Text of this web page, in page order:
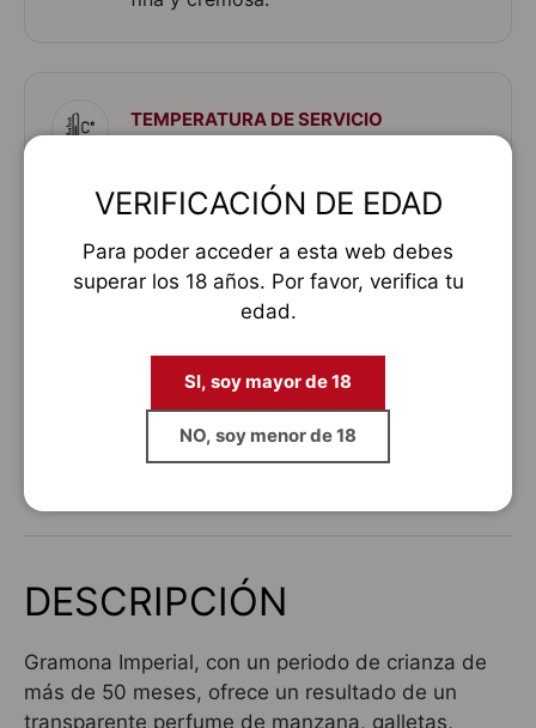
TEMPERATURA DE SERVICIO
MARIDAJE
Jamón
Carnes
Verduras
DESCRIPCIÓN
Gramona Imperial, con un periodo de crianza de
más de 50 meses, ofrece un resultado de un
transparente perfume de manzana, galletas,
VERIFICACIÓN DE EDAD
Para poder acceder a esta web debes
superar los 18 años. Por favor, verifica tu
edad.
SI, soy mayor de 18
NO, soy menor de 18